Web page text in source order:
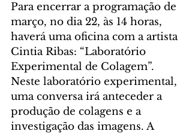
Para encerrar a programação de
março, no dia 22, às 14 horas,
haverá uma oficina com a artista
Cintia Ribas: “Laboratório
Experimental de Colagem”.
Neste laboratório experimental,
uma conversa irá anteceder a
produção de colagens e a
investigação das imagens. A